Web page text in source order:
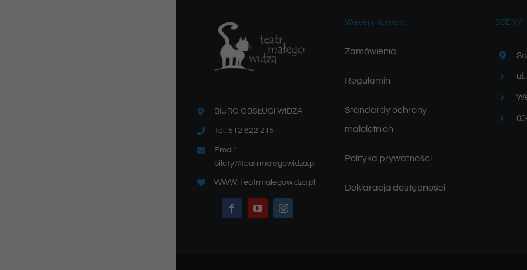
BIURO OBSŁUGI WIDZA
Tel: 512 622 215
Email:
bilety@teatrmalegowidza.pl
WWW: teatrmalegowidza.pl
Więcej informacji
Zamówienia
Regulamin
Standardy ochrony
małoletnich
Polityka prywatności
Deklaracja dostępności
SCENY: